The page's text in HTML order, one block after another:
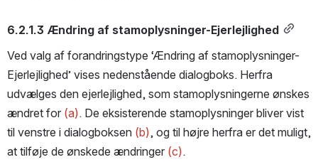
6.2.1.3 Ændring af stamoplysninger-Ejerlejlighed
Ved valg af forandringstype ‘Ændring af stamoplysninger-
Ejerlejlighed’ vises nedenstående dialogboks. Herfra
udvælges den ejerlejlighed, som stamoplysningerne ønskes
ændret for (a) . De eksisterende stamoplysninger bliver vist
til venstre i dialogboksen (b) , og til højre herfra er det muligt,
at tilføje de ønskede ændringer (c) .